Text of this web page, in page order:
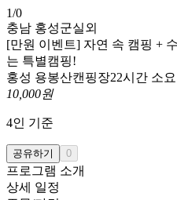
1/0
충남 홍성군실외
[만원 이벤트] 자연 속 캠핑 +
는 특별캠핑!
홍성 용봉산캔핑장22시간 소요
10,000원
4인 기준
공유하기 0
프로그램 소개
상세 일정